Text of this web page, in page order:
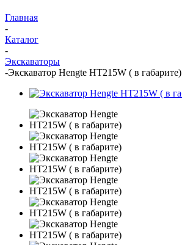
Главная
-
Каталог
-
Экскаваторы
-Экскаватор Hengte HT215W ( в габарите)